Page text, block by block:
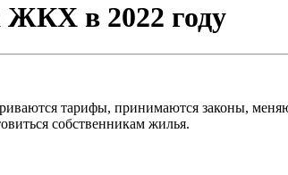
ЖКХ в 2022 году
тарифы, принимаются законы,
собственникам жилья.